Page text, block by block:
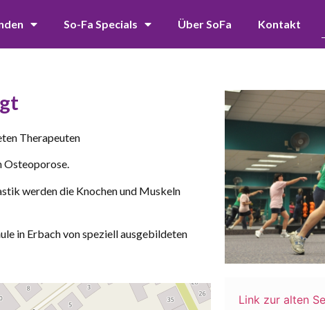
So-Fa Specials Über SoFa Kontakt
Therapeuten
Osteoporose.
werden die Knochen und Muskeln
in Erbach von speziell ausgebildeten
Link zur alten